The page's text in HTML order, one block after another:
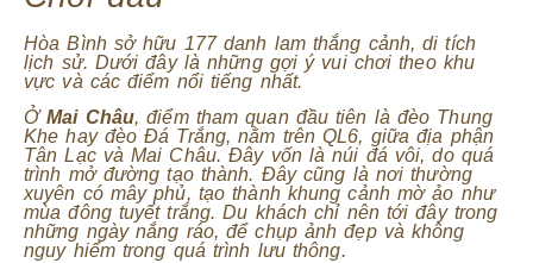
Hòa Bình sở hữu 177 danh lam thắng cảnh, di tích
lịch sử. Dưới đây là những gợi ý vui chơi theo khu
vực và các điểm nổi tiếng nhất.
ỞMai Châu, điểm tham quan đầu tiên là đèo Thung
Khe hay đèo Đá Trắng, nằm trên QL6, giữa địa phận
Tân Lạc và Mai Châu. Đây vốn là núi đá vôi, do quá
trình mở đường tạo thành. Đây cũng là nơi thường
xuyên có mây phủ, tạo thành khung cảnh mờ ảo như
mùa đông tuyết trắng. Du khách chỉ nên tới đây trong
những ngày nắng ráo, để chụp ảnh đẹp và không
nguy hiểm trong quá trình lưu thông.